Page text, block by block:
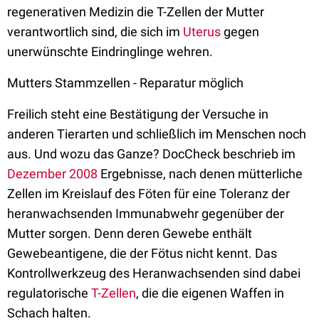
regenerativen Medizin die T-Zellen der Mutter
verantwortlich sind, die sich im Uterusgegen
unerwünschte Eindringlinge wehren.
Mutters Stammzellen - Reparatur möglich
Freilich steht eine Bestätigung der Versuche in
anderen Tierarten und schließlich im Menschen noch
aus. Und wozu das Ganze? DocCheck beschrieb im
Dezember 2008 Ergebnisse, nach denen mütterliche
Zellen im Kreislauf des Föten für eine Toleranz der
heranwachsenden Immunabwehr gegenüber der
Mutter sorgen. Denn deren Gewebe enthält
Gewebeantigene, die der Fötus nicht kennt. Das
Kontrollwerkzeug des Heranwachsenden sind dabei
regulatorische T-Zellen, die die eigenen Waffen in
Schach halten.